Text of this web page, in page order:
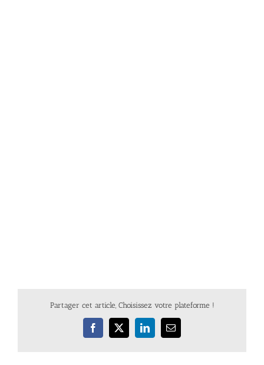
Partager cet article, Choisissez votre plateforme !
Facebook
X LinkedInEmail